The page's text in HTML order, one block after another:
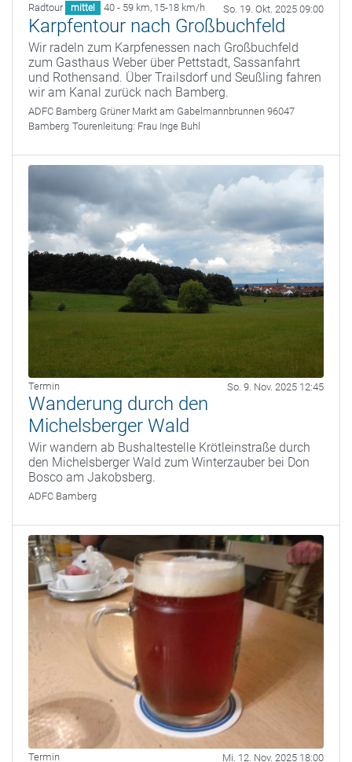
Radtour mittel 40 - 59 km, 15-18 km/h So. 19. Okt. 2025 09:00
Karpfentour nach Großbuchfeld
Wir radeln zum Karpfenessen nach Großbuchfeld
zum Gasthaus Weber über Pettstadt, Sassanfahrt
und Rothensand. Über Trailsdorf und Seußling fahren
wir am Kanal zurück nach Bamberg.
ADFC Bamberg Grüner Markt am Gabelmannbrunnen 96047
Bamberg Tourenleitung: Frau Inge Buhl
Termin So. 9. Nov. 2025 12:45
Wanderung durch den
Michelsberger Wald
Wir wandern ab Bushaltestelle Krötleinstraße durch
den Michelsberger Wald zum Winterzauber bei Don
Bosco am Jakobsberg.
ADFC Bamberg
Termin Mi. 12. Nov. 2025 18:00